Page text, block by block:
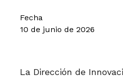
Fecha
10 de junio de 2026
La Dirección de